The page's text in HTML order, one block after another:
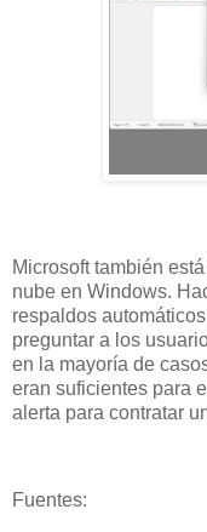
Microsoft también
nube en Windows.
respaldos
preguntar a los
en la mayoría de
eran suficientes para
alerta para contratar
Fuentes: